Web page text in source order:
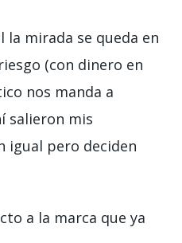
la mirada se queda en
(con dinero en
nos manda a
salieron mis
igual pero deciden
a la marca que ya